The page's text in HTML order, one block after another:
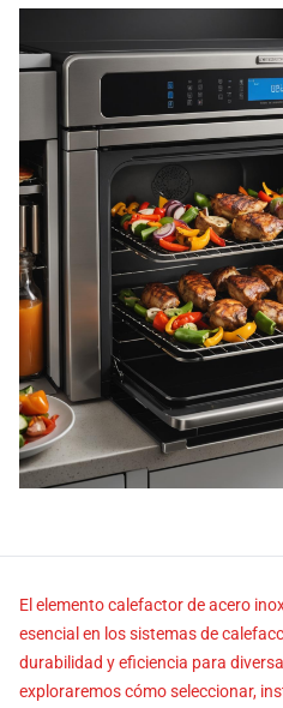
El elemento calefactor de acero
esencial en los sistemas de
durabilidad y eficiencia para
exploraremos cómo seleccionar,